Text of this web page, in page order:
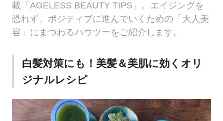
載「AGELESS BEAUTY TIPS」。エイジングを
恐れず、ポジティブに進んでいくための「大人美
容」にまつわるハウツーをご紹介します。
白髪対策にも！美髪＆美肌に効くオリ
ジナルレシピ